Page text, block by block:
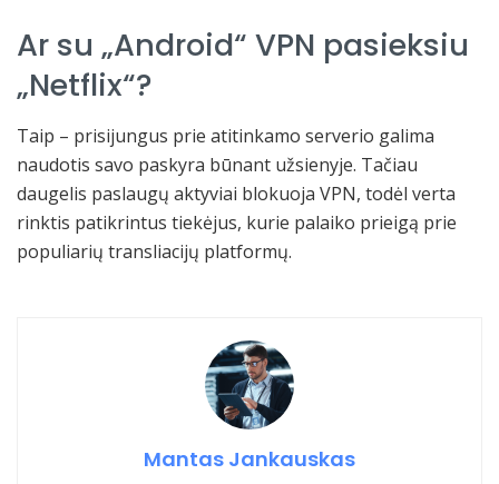
Ar su „Android“ VPN pasieksiu
„Netflix“?
Taip – prisijungus prie atitinkamo serverio galima
naudotis savo paskyra būnant užsienyje. Tačiau
daugelis paslaugų aktyviai blokuoja VPN, todėl verta
rinktis patikrintus tiekėjus, kurie palaiko prieigą prie
populiarių transliacijų platformų.
Mantas Jankauskas